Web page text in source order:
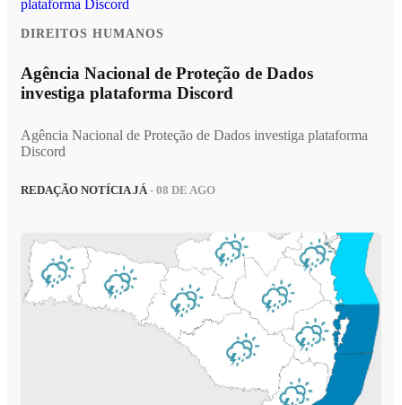
DIREITOS HUMANOS
Agência Nacional de Proteção de Dados
investiga plataforma Discord
Agência Nacional de Proteção de Dados investiga plataforma
Discord
REDAÇÃO NOTÍCIA JÁ - 08 DE AGO